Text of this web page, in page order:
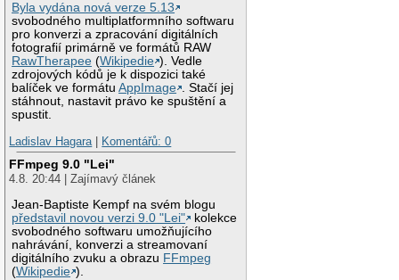
Byla vydána nová verze 5.13
svobodného multiplatformního softwaru
pro konverzi a zpracování digitálních
fotografií primárně ve formátů RAW
RawTherapee (Wikipedie ). Vedle
zdrojových kódů je k dispozici také
balíček ve formátuAppImage . Stačí jej
stáhnout, nastavit právo ke spuštění a
spustit.
Ladislav Hagara
Komentářů: 0
FFmpeg 9.0 "Lei"
4.8. 20:44 | Zajímavý článek
Jean-Baptiste Kempf na svém blogu
představil novou verzi 9.0 "Lei"
kolekce
svobodného softwaru umožňujícího
nahrávání, konverzi a streamovaní
digitálního zvuku a obrazu FFmpeg
(Wikipedie ).